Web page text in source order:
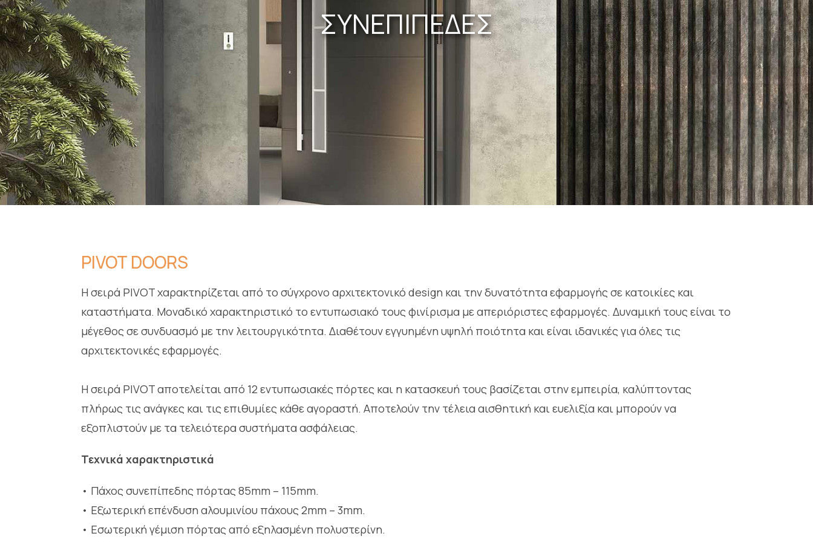
ΣΥΝΕΠΙΠΕΔΕΣ
PIVOT DOORS
Η σειρά PIVOT χαρακτηρίζεται από το σύγχρονο αρχιτεκτονικό design και την δυνατότητα εφαρμογής σε κατοικίες και
καταστήματα. Μοναδικό χαρακτηριστικό το εντυπωσιακό τους φινίρισμα με απεριόριστες εφαρμογές. Δυναμική τους είναι το
μέγεθος σε συνδυασμό με την λειτουργικότητα. Διαθέτουν εγγυημένη υψηλή ποιότητα και είναι ιδανικές για όλες τις
αρχιτεκτονικές εφαρμογές.
Η σειρά PIVOT αποτελείται από 12 εντυπωσιακές πόρτες και η κατασκευή τους βασίζεται στην εμπειρία, καλύπτοντας
πλήρως τις ανάγκες και τις επιθυμίες κάθε αγοραστή. Αποτελούν την τέλεια αισθητική και ευελιξία και μπορούν να
εξοπλιστούν με τα τελειότερα συστήματα ασφάλειας.
Τεχνικά χαρακτηριστικά
• Πάχος συνεπίπεδης πόρτας 85mm – 115mm.
• Εξωτερική επένδυση αλουμινίου πάχους 2mm – 3mm.
• Εσωτερική γέμιση πόρτας από εξηλασμένη πολυστερίνη.